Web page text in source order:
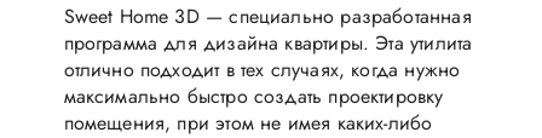
Sweet Home 3D — специально разработанная
программа для дизайна квартиры. Эта утилита
отлично подходит в тех случаях, когда нужно
максимально быстро создать проектировку
помещения, при этом не имея каких-либо